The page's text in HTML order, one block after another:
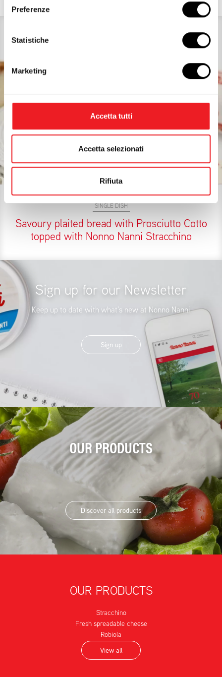
Preferenze
Statistiche
Marketing
Accetta tutti
Accetta selezionati
Rifiuta
SINGLE DISH
Savoury plaited bread with Prosciutto Cotto
topped with Nonno Nanni Stracchino
Sign up for our Newsletter
Keep up to date with what’s new at Nonno Nanni
Sign up
OUR PRODUCTS
Discover all products
OUR PRODUCTS
Stracchino
Fresh spreadable cheese
Robiola
View all